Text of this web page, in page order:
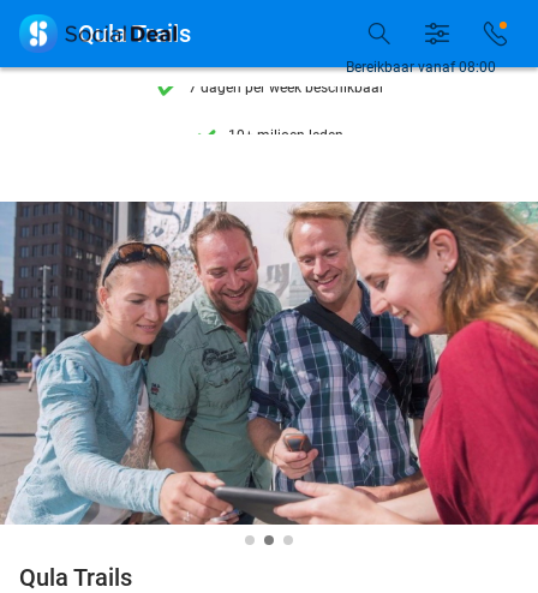
7 dagen per week beschikbaar
7 dagen per week beschikbaar
10+ miljoen leden
Bereikbaar vanaf 08:00
 Qula Trails
Qula Trails